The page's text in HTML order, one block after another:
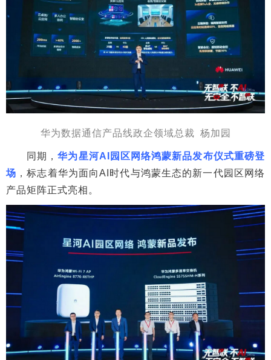
华为数据通信产品线政企领域总裁 杨加园
同期，华为星河AI园区网络鸿蒙新品发布仪式重磅登
场 ，标志着华为面向AI时代与鸿蒙生态的新一代园区网络
产品矩阵正式亮相。